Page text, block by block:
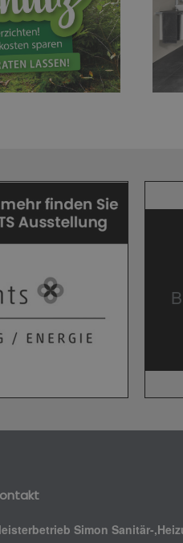
Simon Sanitär-